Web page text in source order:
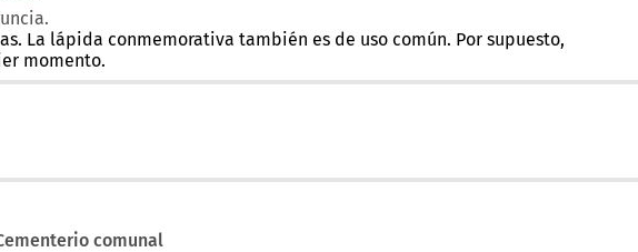
La lápida conmemorativa también es de uso común. Por supuesto,
momento.
comunal